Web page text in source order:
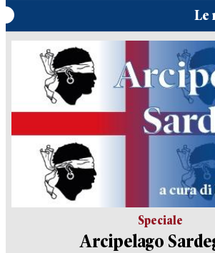
Le
Speciale
Arcipelago